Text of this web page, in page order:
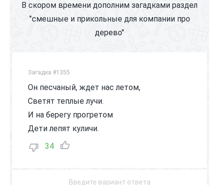
В скором времени дополним загадками раздел
"смешные и прикольные для компании про
дерево"
Загадка #1355
Он песчаный, ждет нас летом,
Светят теплые лучи.
И на берегу прогретом
Дети лепят куличи.
34